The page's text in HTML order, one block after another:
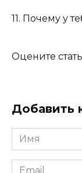
11. Почему у
Оцените
Добавить
Имя
*
Email